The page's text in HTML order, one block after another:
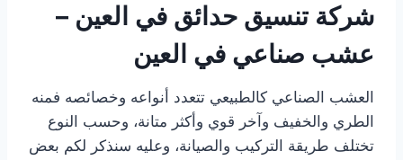
شركة تنسيق حدائق في العين –
عشب صناعي في العين
العشب الصناعي كالطبيعي تتعدد أنواعه وخصائصه فمنه
الطري والخفيف وآخر قوي وأكثر متانة، وحسب النوع
تختلف طريقة التركيب والصيانة، وعليه سنذكر لكم بعض